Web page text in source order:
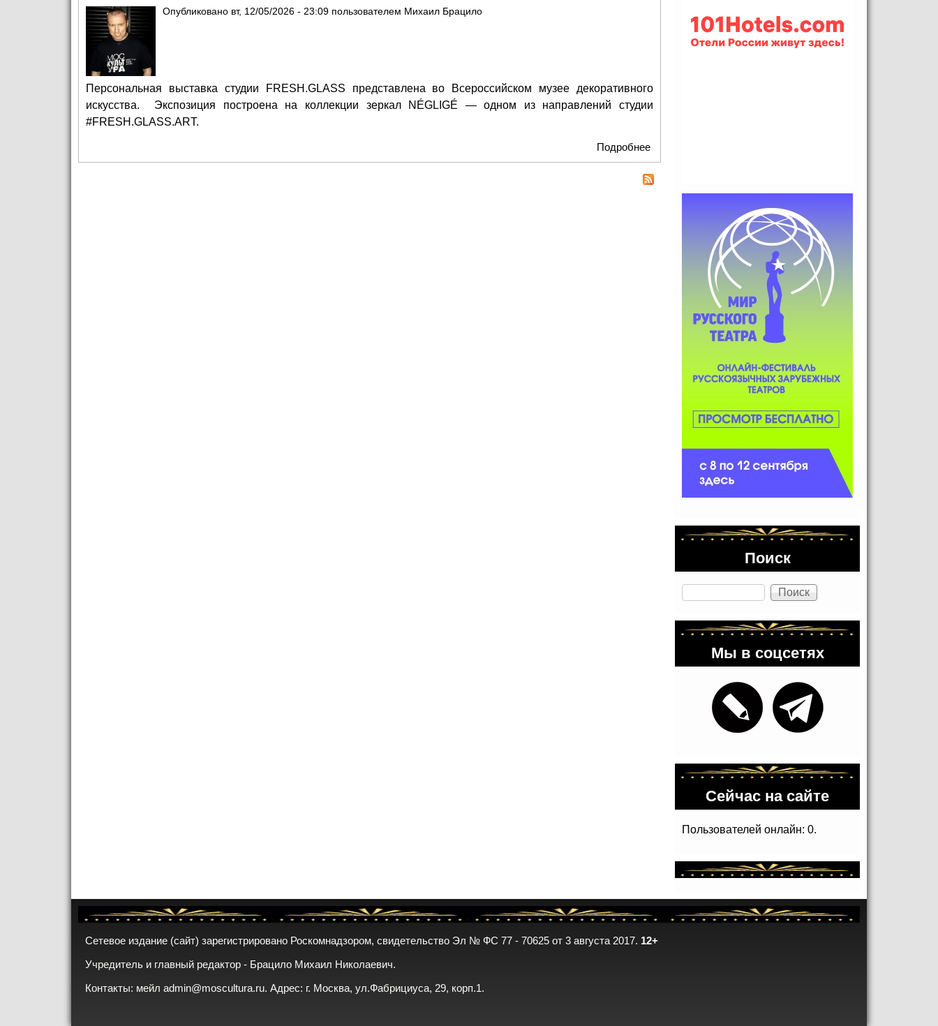
Опубликовано вт, 12/05/2026 - 23:09 пользователем Михаил Брацило
Персональная выставка студии FRESH.GLASS представлена во Всероссийском музее декоративного
искусства. Экспозиция построена на коллекции зеркал NÉGLIGÉ — одном из направлений студии
#FRESH.GLASS.ART.
Подробнее
откроется персональная выставка «Поле зрения» студии
FRESH.GLASS
Поиск
Поиск
Мы в соцсетях
Сейчас на сайте
Пользователей онлайн: 0.
Сетевое издание (сайт) зарегистрировано Роскомнадзором, свидетельство Эл № ФС 77 - 70625 от 3 августа 2017. 12+
Учредитель и главный редактор - Брацило Михаил Николаевич.
Контакты: мейл admin@moscultura.ru. Адрес: г. Москва, ул.Фабрициуса, 29, корп.1.